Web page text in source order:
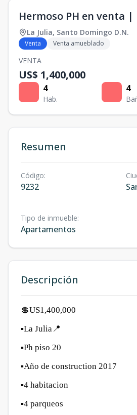
Hermoso PH en venta |
La Julia, Santo Domingo D.N.
Venta Venta amueblado
VENTA
US$ 1,400,000
4
Hab.
4
Resumen
Código:
9232
Tipo de inmueble:
Apartamentos
Descripción
💲US1,400,000
▪️La Julia📍
▪️Ph piso 20
▪️Año de construction 2017
▪️4 habitacion
▪️4 parqueos